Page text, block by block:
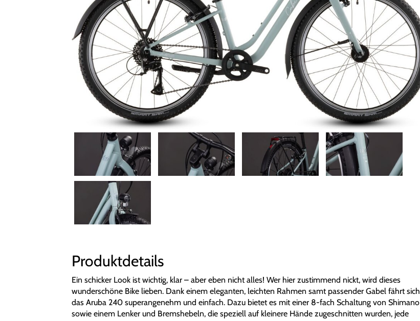
Produktdetails
Ein schicker Look ist wichtig, klar – aber eben nicht alles! Wer hier zustimmend nickt, wird dieses
wunderschöne Bike lieben. Dank einem eleganten, leichten Rahmen samt passender Gabel fährt sich
das Aruba 240 superangenehm und einfach. Dazu bietet es mit einer 8-fach Schaltung von Shimano
sowie einem Lenker und Bremshebeln, die speziell auf kleinere Hände zugeschnitten wurden, jede